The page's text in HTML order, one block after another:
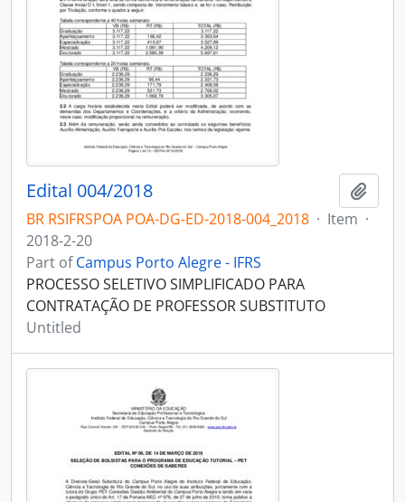
Edital 004/2018
BR RSIFRSPOA POA-DG-ED-2018-004_2018 · Item ·
2018-2-20
Part ofCampus Porto Alegre - IFRS
PROCESSO SELETIVO SIMPLIFICADO PARA
CONTRATAÇÃO DE PROFESSOR SUBSTITUTO
Untitled